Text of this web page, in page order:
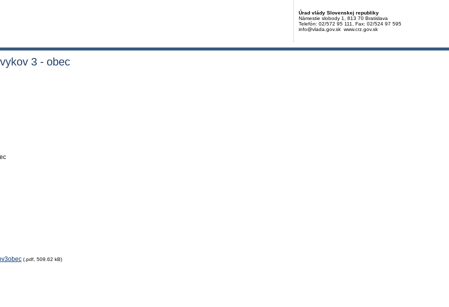
Úrad vlády Slovenskej republiky
Námestie slobody 1, 813 70 Bratislava
Telefón: 02/572 95 111, Fax: 02/524 97 595
info@vlada.gov.sk www.crz.gov.sk
3 - obec
(.pdf, 509.62 kB)